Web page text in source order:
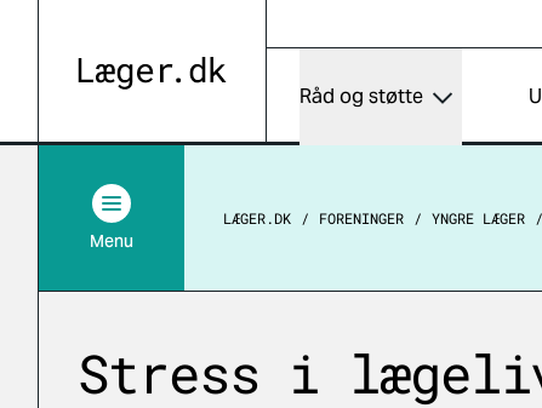
Råd og støtte
Menu
LÆGER.DK FORENINGER YNGRE LÆGER
Stress i